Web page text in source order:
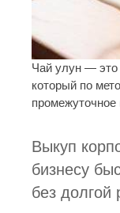
Чай улун — это
который по
Выкуп
бизнесу
без долгой